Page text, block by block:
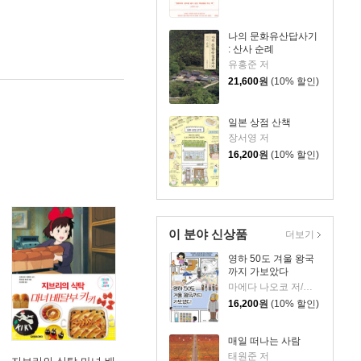
나의 문화유산답사기
: 산사 순례
유홍준 저
21,600원 (10% 할인)
일본 상점 산책
장서영 저
16,200원 (10% 할인)
이 분야 신상품
영하 50도 겨울 왕국
까지 가보았다
16,200원 (10% 할인)
매일 떠나는 사람
태원준 저
더보기